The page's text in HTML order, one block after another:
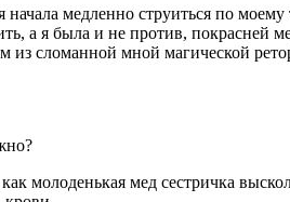
медленно струиться по
а я была и не против, покрасней
сломанной мной магической
молоденькая мед сестричка